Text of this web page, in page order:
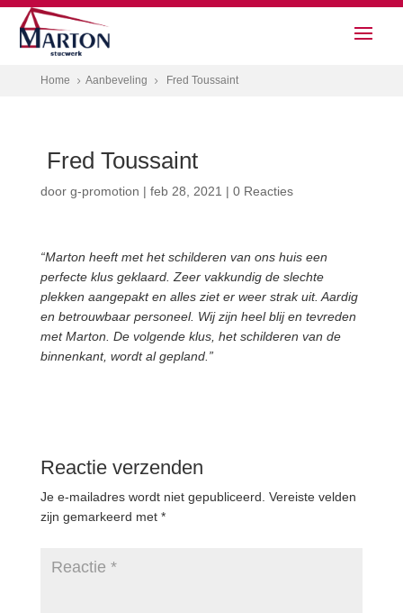
Home 5 Aanbeveling 5 Fred Toussaint
Fred Toussaint
door g-promotion | feb 28, 2021 | 0 Reacties
“Marton heeft met het schilderen van ons huis een
perfecte klus geklaard. Zeer vakkundig de slechte
plekken aangepakt en alles ziet er weer strak uit. Aardig
en betrouwbaar personeel. Wij zijn heel blij en tevreden
met Marton. De volgende klus, het schilderen van de
binnenkant, wordt al gepland.”
Reactie verzenden
Je e-mailadres wordt niet gepubliceerd. Vereiste velden
zijn gemarkeerd met *